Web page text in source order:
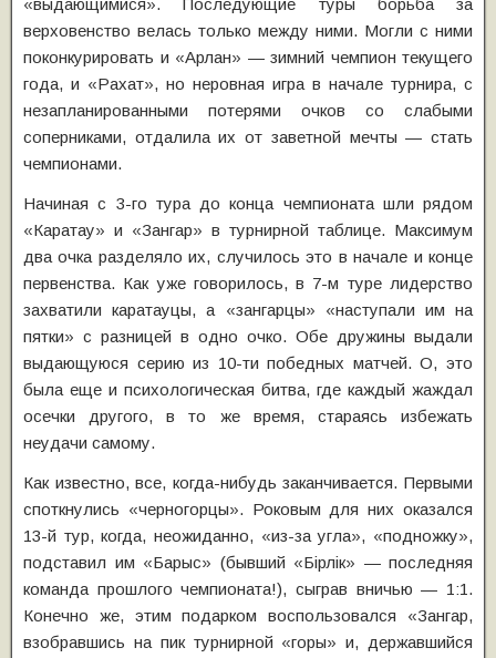
«выдающимися». Последующие туры борьба за
верховенство велась только между ними. Могли с ними
поконкурировать и «Арлан» — зимний чемпион текущего
года, и «Рахат», но неровная игра в начале турнира, с
незапланированными потерями очков со слабыми
соперниками, отдалила их от заветной мечты — стать
чемпионами.
Начиная с 3-го тура до конца чемпионата шли рядом
«Каратау» и «Зангар» в турнирной таблице. Максимум
два очка разделяло их, случилось это в начале и конце
первенства. Как уже говорилось, в 7-м туре лидерство
захватили каратауцы, а «зангарцы» «наступали им на
пятки» с разницей в одно очко. Обе дружины выдали
выдающуюся серию из 10-ти победных матчей. О, это
была еще и психологическая битва, где каждый жаждал
осечки другого, в то же время, стараясь избежать
неудачи самому.
Как известно, все, когда-нибудь заканчивается. Первыми
споткнулись «черногорцы». Роковым для них оказался
13-й тур, когда, неожиданно, «из-за угла», «подножку»,
подставил им «Барыс» (бывший «Бiрлiк» — последняя
команда прошлого чемпионата!), сыграв вничью — 1:1.
Конечно же, этим подарком воспользовался «Зангар,
взобравшись на пик турнирной «горы» и, державшийся